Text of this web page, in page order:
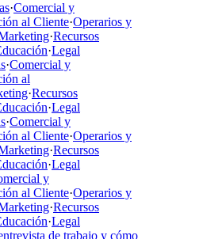
·Comercial y
al Cliente·Operarios y
·Recursos
·Legal
·Comercial y
al
·Recursos
·Legal
·Comercial y
al Cliente·Operarios y
·Recursos
·Legal
y
al Cliente·Operarios y
·Recursos
·Legal
de trabajo y cómo